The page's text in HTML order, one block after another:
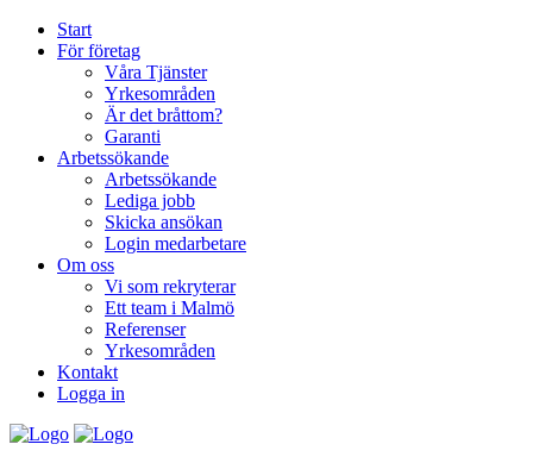
Start
För företag
Våra Tjänster
Yrkesområden
Är det bråttom?
Garanti
Arbetssökande
Arbetssökande
Lediga jobb
Skicka ansökan
Login medarbetare
Om oss
Vi som rekryterar
Ett team i Malmö
Referenser
Yrkesområden
Kontakt
Logga in